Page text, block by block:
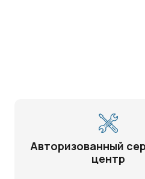
Авторизованный
центр